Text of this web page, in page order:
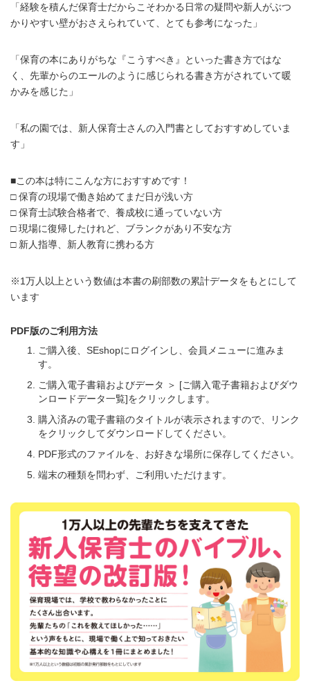
「経験を積んだ保育士だからこそわかる日常の疑問や新人がぶつ
かりやすい壁がおさえられていて、とても参考になった」
「保育の本にありがちな『こうすべき』といった書き方ではな
く、先輩からのエールのように感じられる書き方がされていて暖
かみを感じた」
「私の園では、新人保育士さんの入門書としておすすめしていま
す」
■この本は特にこんな方におすすめです！
□ 保育の現場で働き始めてまだ日が浅い方
□ 保育士試験合格者で、養成校に通っていない方
□ 現場に復帰したけれど、ブランクがあり不安な方
□ 新人指導、新人教育に携わる方
※1万人以上という数値は本書の刷部数の累計データをもとにして
います
PDF版のご利用方法
ご購入後、SEshopにログインし、会員メニューに進みま
す。
ご購入電子書籍およびデータ ＞ [ご購入電子書籍およびダウ
ンロードデータ一覧]をクリックします。
購入済みの電子書籍のタイトルが表示されますので、リンク
をクリックしてダウンロードしてください。
PDF形式のファイルを、お好きな場所に保存してください。
端末の種類を問わず、ご利用いただけます。